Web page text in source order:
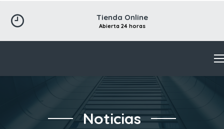
Tienda Online
Abierta 24 horas
Noticias